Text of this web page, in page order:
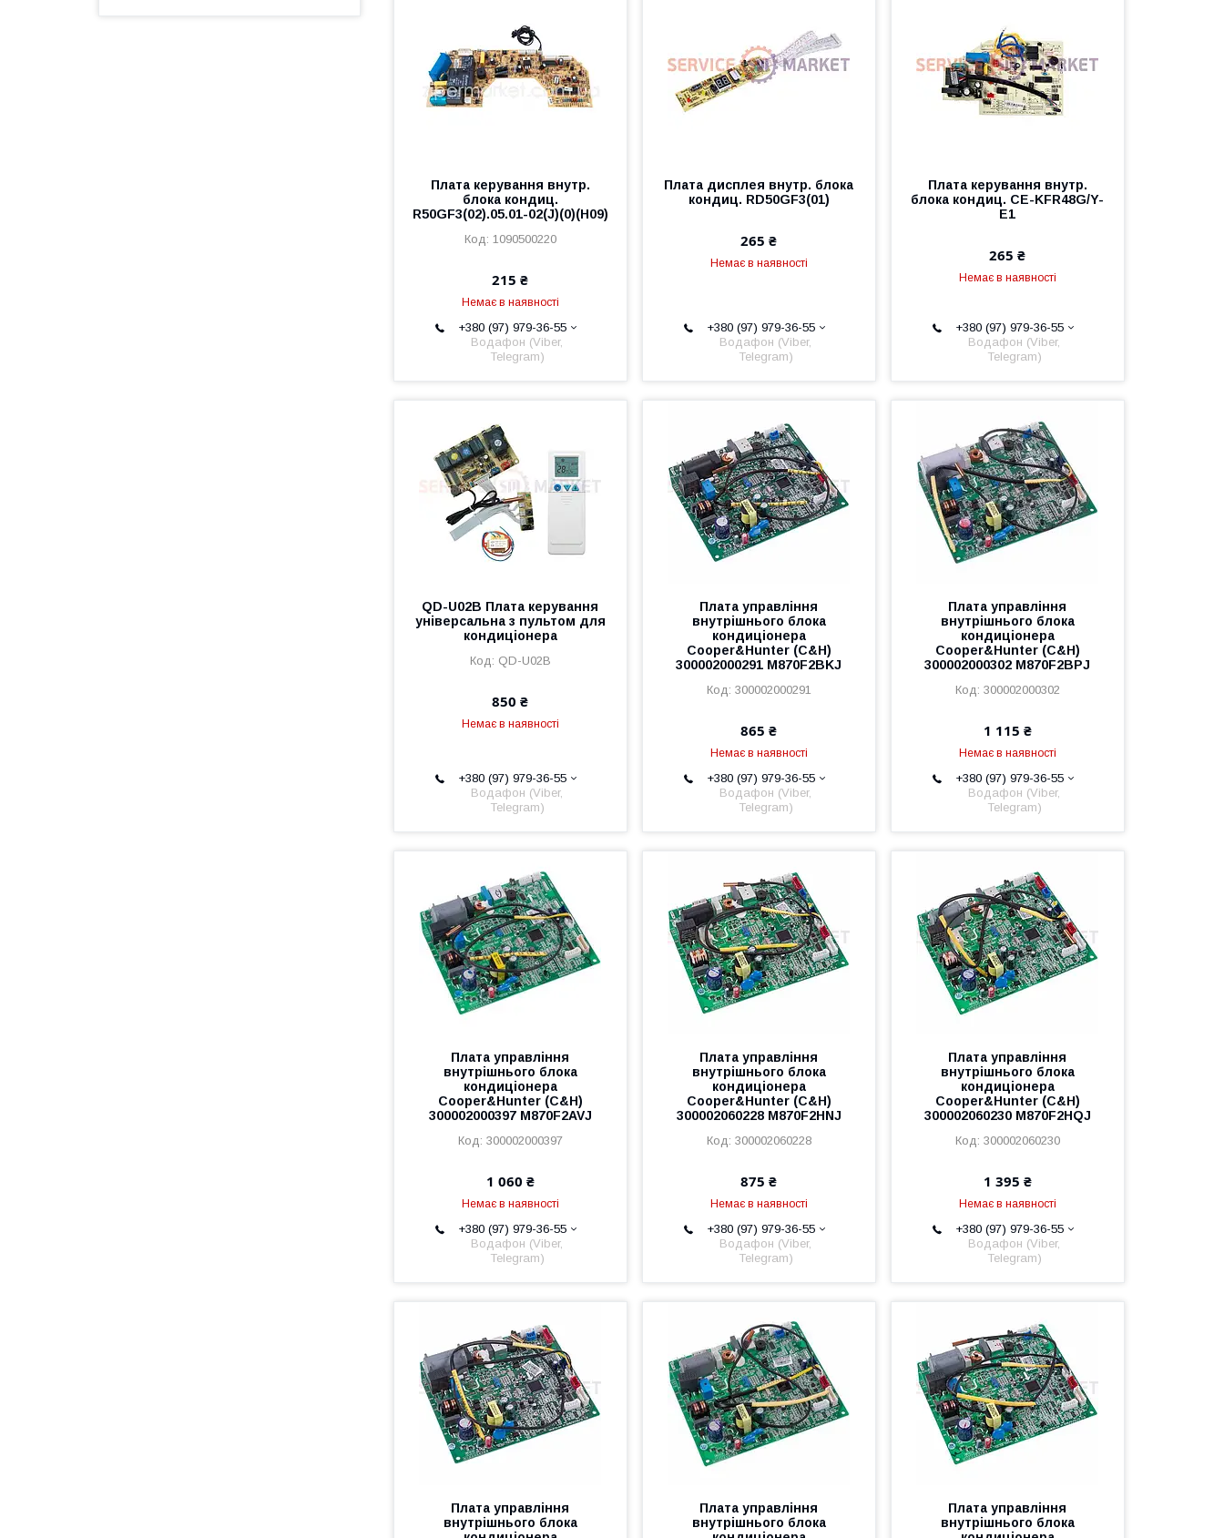
Плата керування внутр.
блока кондиц.
R50GF3(02).05.01-02(J)(0)(H09)
1090500220
215 ₴
Немає в наявності
+380 (97) 979-36-55
Водафон (Viber,
Telegram)
Плата дисплея внутр. блока
кондиц. RD50GF3(01)
265 ₴
Немає в наявності
+380 (97) 979-36-55
Водафон (Viber,
Telegram)
Плата керування внутр.
блока кондиц. CE-KFR48G/Y-
E1
265 ₴
Немає в наявності
+380 (97) 979-36-55
Водафон (Viber,
Telegram)
QD-U02B Плата керування
універсальна з пультом для
кондиціонера
QD-U02B
850 ₴
Немає в наявності
+380 (97) 979-36-55
Водафон (Viber,
Telegram)
Плата управління
внутрішнього блока
кондиціонера
Cooper&Hunter (C&H)
300002000291 M870F2BKJ
300002000291
865 ₴
Немає в наявності
+380 (97) 979-36-55
Водафон (Viber,
Telegram)
Плата управління
внутрішнього блока
кондиціонера
Cooper&Hunter (C&H)
300002000302 M870F2BPJ
300002000302
1 115 ₴
Немає в наявності
+380 (97) 979-36-55
Водафон (Viber,
Telegram)
Плата управління
внутрішнього блока
кондиціонера
Cooper&Hunter (C&H)
300002000397 M870F2AVJ
300002000397
1 060 ₴
Немає в наявності
+380 (97) 979-36-55
Водафон (Viber,
Telegram)
Плата управління
внутрішнього блока
кондиціонера
Cooper&Hunter (C&H)
300002060228 M870F2HNJ
300002060228
875 ₴
Немає в наявності
+380 (97) 979-36-55
Водафон (Viber,
Telegram)
Плата управління
внутрішнього блока
кондиціонера
Cooper&Hunter (C&H)
300002060230 M870F2HQJ
300002060230
1 395 ₴
Немає в наявності
+380 (97) 979-36-55
Водафон (Viber,
Telegram)
Плата управління
внутрішнього блока
Плата управління
внутрішнього блока
Плата управління
внутрішнього блока